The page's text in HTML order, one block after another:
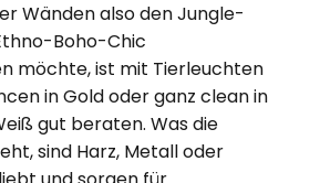
Wänden also den Jungle-
Boho-Chic
möchte, ist mit Tierleuchten
in Gold oder ganz clean in
gut beraten. Was die
sind Harz, Metall oder